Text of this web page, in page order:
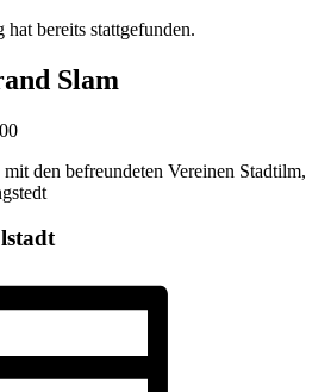
hat bereits stattgefunden.
Slam
den befreundeten Vereinen Stadtilm,